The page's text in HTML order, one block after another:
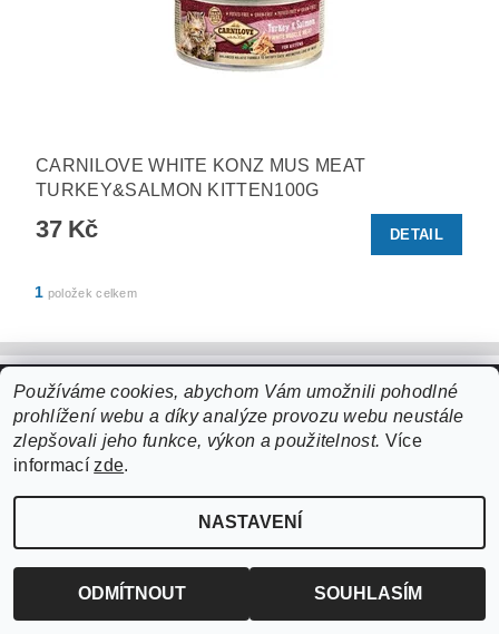
CARNILOVE WHITE KONZ MUS MEAT
TURKEY&SALMON KITTEN100G
37 Kč DETAIL
1 položek celkem
2026 © ZooLife.cz , všechna práva vyhrazena Upravit nastavení cookies
Vytvořil Shoptet
Používáme cookies, abychom Vám umožnili pohodlné
prohlížení webu a díky analýze provozu webu neustále
zlepšovali jeho funkce, výkon a použitelnost. Více
informacízde.
NASTAVENÍ
ODMÍTNOUT SOUHLASÍM